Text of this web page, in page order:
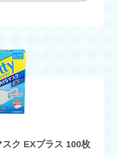
ク EXプラス 100枚